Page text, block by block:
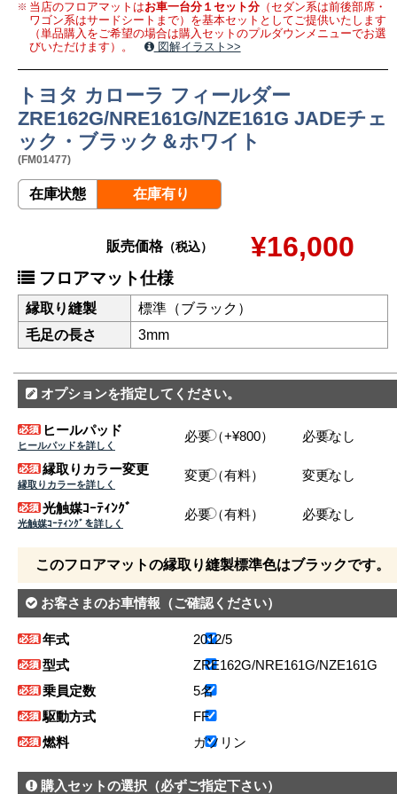
当店のフロアマットはお車一台分１セット分（セダン系は前後部席・
ワゴン系はサードシートまで）を基本セットとしてご提供いたします
（単品購入をご希望の場合は購入セットのプルダウンメニューでお選
びいただけます）。
図解イラスト>>
トヨタ カローラ フィールダー
ZRE162G/NRE161G/NZE161G JADEチェ
ック・ブラック＆ホワイト
(FM01477)
在庫状態 在庫有り
販売価格（税込） ¥16,000
フロアマット仕様
縁取り縫製
標準（ブラック）
毛足の長さ
3mm
オプションを指定してください。
ヒールパッド
ヒールパッドを詳しく
必要（+¥800） 必要なし
縁取りカラー変更
縁取りカラーを詳しく
変更（有料） 変更なし
光触媒ｺｰﾃｨﾝｸﾞ
光触媒ｺｰﾃｨﾝｸﾞを詳しく
必要（有料） 必要なし
このフロアマットの縁取り縫製標準色はブラックです。
お客さまのお車情報 （ご確認ください）
年式
2012/5
型式
ZRE162G/NRE161G/NZE161G
乗員定数
5名
駆動方式
FF
燃料
ガソリン
購入セットの選択 （必ずご指定下さい）